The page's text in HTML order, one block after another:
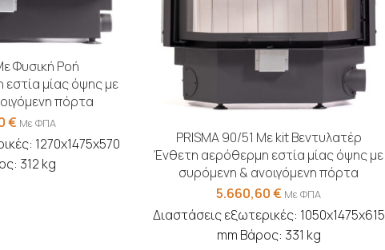
Φυσική Ροή
μίας όψης με
πόρτα
€ Με ΦΠΑ
1270x1475x570
312 kg
PRISMA 90/51 Με kit Βεντυλατέρ
Ένθετη αερόθερμη εστία μίας όψης με
συρόμενη & ανοιγόμενη πόρτα
5.660,60€ Με ΦΠΑ
Διαστάσεις εξωτερικές: 1050x1475x615
mm Βάρος: 331 kg